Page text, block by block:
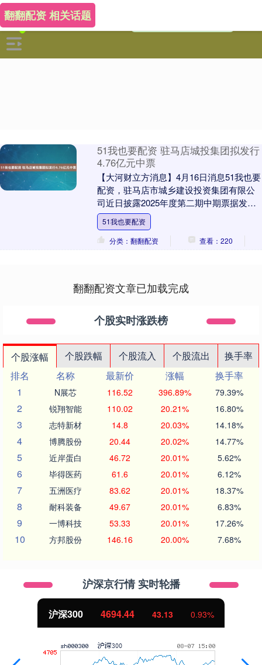
翻翻配资 相关话题
51我也要配资 驻马店城投集团拟发行
4.76亿元中票
【大河财立方消息】4月16日消息51我也要
配资，驻马店市城乡建设投资集团有限公
司近日披露2025年度第二期中期票据发行
文件。 驻马店市城乡建设投资集团本期债
券发....
51我也要配资
分类：翻翻配资
查看：220
翻翻配资文章已加载完成
个股实时涨跌榜
个股涨幅 个股跌幅 个股流入 个股流出
换手率
排名
名称 最新价 涨幅
换手率
1
N展芯 116.52 396.89% 79.39%
2 锐翔智能 110.02 20.21% 16.80%
3 志特新材 14.8 20.03% 14.18%
4 博腾股份 20.44 20.02% 14.77%
5 近岸蛋白 46.72 20.01% 5.62%
6 毕得医药 61.6 20.01% 6.12%
7 五洲医疗 83.62 20.01% 18.37%
8 耐科装备 49.67 20.01% 6.83%
9 一博科技 53.33 20.01% 17.26%
10 方邦股份 146.16 20.00% 7.68%
沪深京行情 实时轮播
北证50 1134.24 11.37 1.01%